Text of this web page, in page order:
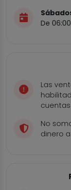
De
Las
No
dinero